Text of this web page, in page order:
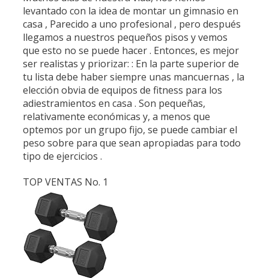
levantado con la idea de montar un gimnasio en
casa , Parecido a uno profesional , pero después
llegamos a nuestros pequeños pisos y vemos
que esto no se puede hacer . Entonces, es mejor
ser realistas y priorizar: : En la parte superior de
tu lista debe haber siempre unas mancuernas , la
elección obvia de equipos de fitness para los
adiestramientos en casa . Son pequeñas,
relativamente económicas y, a menos que
optemos por un grupo fijo, se puede cambiar el
peso sobre para que sean apropiadas para todo
tipo de ejercicios .
TOP VENTAS No. 1